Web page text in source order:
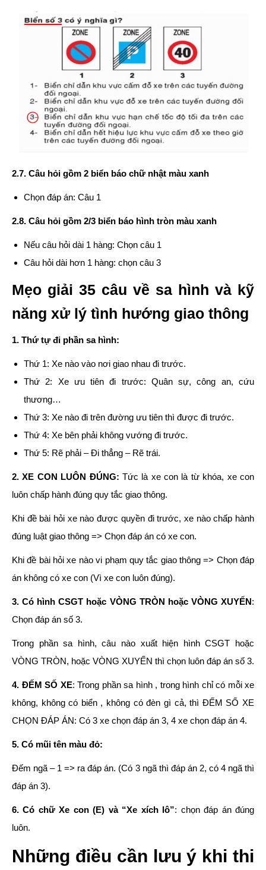
2.7. Câu hỏi gồm 2 biển báo chữ nhật màu xanh
Chọn đáp án: Câu 1
2.8. Câu hỏi gồm 2/3 biển báo hình tròn màu xanh
Nếu câu hỏi dài 1 hàng: Chọn câu 1
Câu hỏi dài hơn 1 hàng: chọn câu 3
Mẹo giải 35 câu về sa hình và kỹ
năng xử lý tình hướng giao thông
1. Thứ tự đi phần sa hình:
Thứ 1: Xe nào vào nơi giao nhau đi trước.
Thứ 2: Xe ưu tiên đi trước: Quân sự, công an, cứu
thương…
Thứ 3: Xe nào đi trên đường ưu tiên thì được đi trước.
Thứ 4: Xe bên phải không vướng đi trước.
Thứ 5: Rẽ phải – Đi thẳng – Rẽ trái.
2. XE CON LUÔN ĐÚNG: Tức là xe con là từ khóa, xe con
luôn chấp hành đúng quy tắc giao thông.
Khi đề bài hỏi xe nào được quyền đi trước, xe nào chấp hành
đúng luật giao thông => Chọn đáp án có xe con.
Khi đề bài hỏi xe nào vi phạm quy tắc giao thông => Chọn đáp
án không có xe con (Vì xe con luôn đúng).
3. Có hình CSGT hoặc VÒNG TRÒN hoặc VÒNG XUYẾN:
Chọn đáp án số 3.
Trong phần sa hình, câu nào xuất hiện hình CSGT hoặc
VÒNG TRÒN, hoặc VÒNG XUYẾN thì chọn luôn đáp án số 3.
4. ĐẾM SỐ XE: Trong phần sa hình , trong hình chỉ có mỗi xe
không, không có biển , không có đèn gì cả, thì ĐẾM SỐ XE
CHỌN ĐÁP ÁN: Có 3 xe chọn đáp án 3, 4 xe chọn đáp án 4.
5. Có mũi tên màu đỏ:
Đếm ngã – 1 => ra đáp án. (Có 3 ngã thì đáp án 2, có 4 ngã thì
đáp án 3).
6. Có chữ Xe con (E) và “Xe xích lô”: chọn đáp án đúng
luôn.
Những điều cần lưu ý khi thi